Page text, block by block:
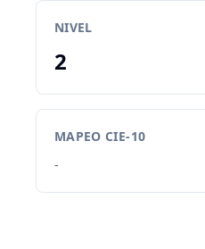
NIVEL
2
MAPEO CIE-10
-